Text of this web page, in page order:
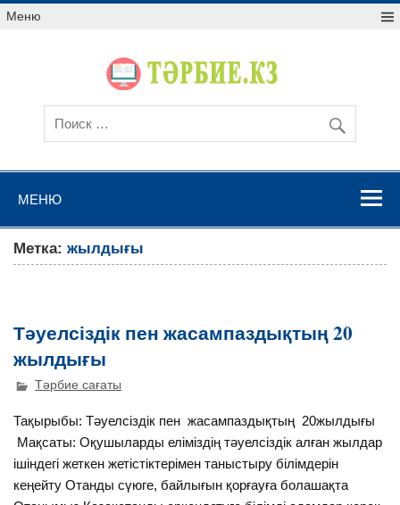
Меню
МЕНЮ
Метка:жылдығы
Тәуелсіздік пен жасампаздықтың 20
жылдығы
Тәрбие сағаты
Тақырыбы: Тәуелсіздік пен жасампаздықтың 20жылдығы
Мақсаты: Оқушыларды еліміздің тәуелсіздік алған жылдар
ішіндегі жеткен жетістіктерімен таныстыру білімдерін
кеңейту Отанды сүюге, байлығын қорғауға болашақта